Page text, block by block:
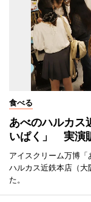
食べる
あべのハルカス
いぱく」 実演
アイスクリーム万博
ハルカス近鉄本店（
た。